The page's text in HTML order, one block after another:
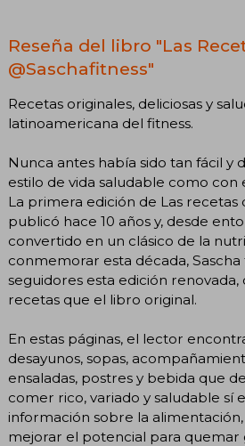
Reseña del libro "Las
@Saschafitness"
Recetas originales, deliciosas y
latinoamericana del fitness.
Nunca antes había sido tan fácil y
estilo de vida saludable como con
La primera edición de Las recetas
publicó hace 10 años y, desde
convertido en un clásico de la
conmemorar esta década, Sascha
seguidores esta edición renovada,
recetas que el libro original.
En estas páginas, el lector
desayunos, sopas,
ensaladas, postres y bebida que
comer rico, variado y saludable sí
información sobre la
mejorar el potencial para quemar